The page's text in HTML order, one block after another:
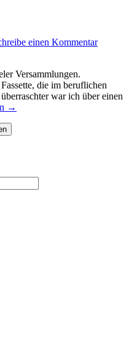
einen Kommentar
Versammlungen.
die im beruflichen
war ich über einen
→